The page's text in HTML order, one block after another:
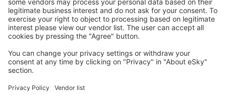
L’alloggio che ti piace
Scegli tra oltre 1,3 milioni di strutture: hotel, lodge,
Gli hotel più ricercati dagli utenti eSky